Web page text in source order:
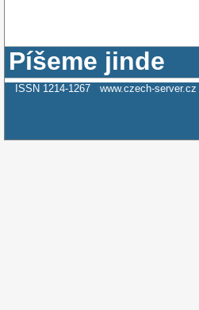
Píšeme jinde
ISSN 1214-1267 www.czech-server.cz